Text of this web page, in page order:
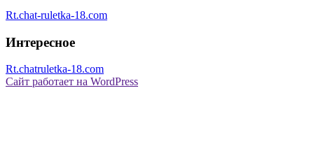
Rt.chat-ruletka-18.com
Интересное
Rt.chatruletka-18.com
Сайт работает на WordPress